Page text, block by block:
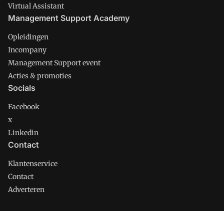
Virtual Assistant
Management Support Academy
Opleidingen
Incompany
Management Support event
Acties & promoties
Socials
Facebook
x
Linkedin
Contact
Klantenservice
Contact
Adverteren